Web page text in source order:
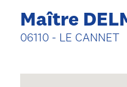
Maître
06110 - LE CANNET